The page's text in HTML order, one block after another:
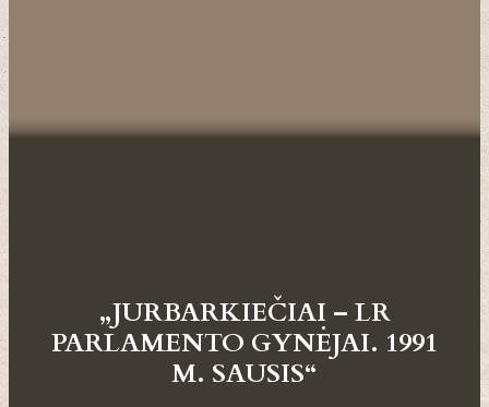
„JURBARKIEČIAI – LR
PARLAMENTO GYNĖJAI. 1991
M. SAUSIS“